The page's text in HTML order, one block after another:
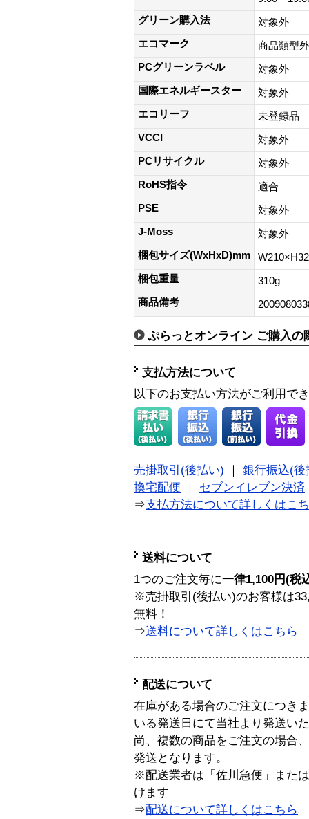
グリーン購入法
対象外
エコマーク
商品類型外
PCグリーンラベル
対象外
国際エネルギースター
対象外
エコリーフ
未登録品
VCCI
対象外
PCリサイクル
対象外
RoHS指令
適合
PSE
対象外
J-Moss
対象外
梱包サイズ(WxHxD)mm
梱包重量
310g
商品備考
ぷらっとオンライン ご購入の
支払方法について
以下のお支払い方法がご利用で
売掛取引(後払い)
銀行振込(後
換宅配便
セブンイレブン決済
⇒支払方法について詳しくはこ
送料について
1つのご注文毎に一律1,100円(税
※売掛取引(後払い)のお客様は
無料！
⇒送料について詳しくはこちら
配送について
在庫がある場合のご注文につき
いる発送日にて当社より発送い
尚、複数の商品をご注文の場合
発送となります。
※配送業者は「佐川急便」また
けます
⇒配送について詳しくはこちら